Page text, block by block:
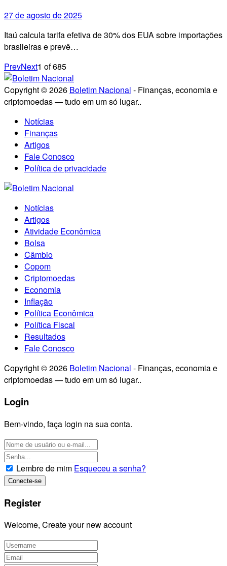
27 de agosto de 2025
Itaú calcula tarifa efetiva de 30% dos EUA sobre importações
brasileiras e prevê…
PrevNext1 of685
Copyright © 2026 Boletim Nacional - Finanças, economia e
criptomoedas — tudo em um só lugar..
Notícias
Finanças
Artigos
Fale Conosco
Política de privacidade
Notícias
Artigos
Atividade Econômica
Bolsa
Câmbio
Copom
Criptomoedas
Economia
Inflação
Política Econômica
Política Fiscal
Resultados
Fale Conosco
Copyright © 2026 Boletim Nacional - Finanças, economia e
criptomoedas — tudo em um só lugar..
Login
Bem-vindo, faça login na sua conta.
Lembre de mim Esqueceu a senha?
Register
Welcome, Create your new account